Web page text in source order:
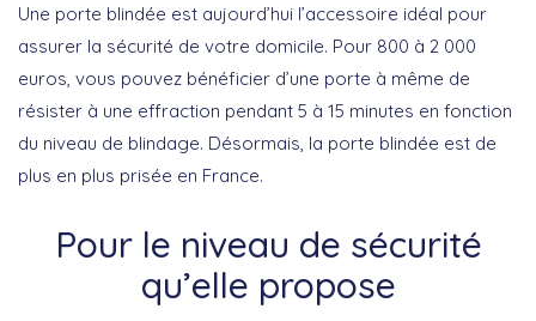
Une porte blindée est aujourd’hui l’accessoire idéal pour
assurer la sécurité de votre domicile. Pour 800 à 2 000
euros, vous pouvez bénéficier d’une porte à même de
résister à une effraction pendant 5 à 15 minutes en fonction
du niveau de blindage. Désormais, la porte blindée est de
plus en plus prisée en France.
Pour le niveau de sécurité
qu’elle propose